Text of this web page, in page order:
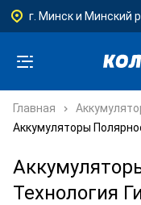
г. Минск и Минский
Главная
Аккумуляторы
Технология